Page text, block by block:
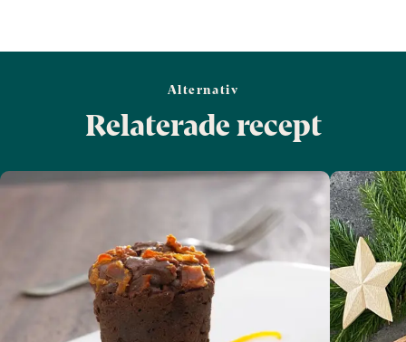
Alternativ
Relaterade recept